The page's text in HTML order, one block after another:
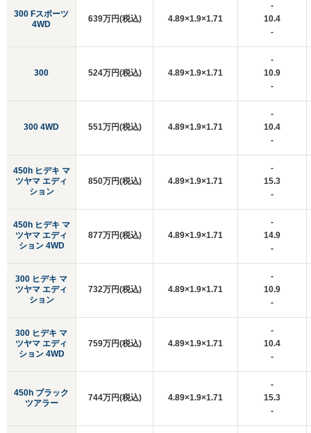
300 Fスポーツ
4WD
300
300 4WD
450h ヒデキ マ
ツヤマ エディ
ション
450h ヒデキ マ
ツヤマ エディ
ション 4WD
300 ヒデキ マ
ツヤマ エディ
ション
300 ヒデキ マ
ツヤマ エディ
ション 4WD
450h ブラック
ツアラー
639万円(税込) 4.89×1.9×1.71
-
10.4
-
524万円(税込) 4.89×1.9×1.71
-
10.9
-
551万円(税込) 4.89×1.9×1.71
-
10.4
-
850万円(税込) 4.89×1.9×1.71
-
15.3
-
877万円(税込) 4.89×1.9×1.71
-
14.9
-
732万円(税込) 4.89×1.9×1.71
-
10.9
-
759万円(税込) 4.89×1.9×1.71
-
10.4
-
744万円(税込) 4.89×1.9×1.71
-
15.3
-